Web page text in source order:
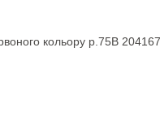
кольору р.75B